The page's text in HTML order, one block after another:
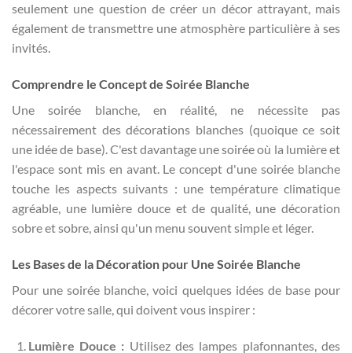
seulement une question de créer un décor attrayant, mais
également de transmettre une atmosphère particulière à ses
invités.
Comprendre le Concept de Soirée Blanche
Une soirée blanche, en réalité, ne nécessite pas
nécessairement des décorations blanches (quoique ce soit
une idée de base). C'est davantage une soirée où la lumière et
l'espace sont mis en avant. Le concept d'une soirée blanche
touche les aspects suivants : une température climatique
agréable, une lumière douce et de qualité, une décoration
sobre et sobre, ainsi qu'un menu souvent simple et léger.
Les Bases de la Décoration pour Une Soirée Blanche
Pour une soirée blanche, voici quelques idées de base pour
décorer votre salle, qui doivent vous inspirer :
Lumière Douce : Utilisez des lampes plafonnantes, des